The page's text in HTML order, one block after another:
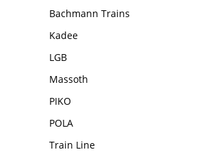
Bachmann Trains
Kadee
LGB
Massoth
PIKO
POLA
Train Line